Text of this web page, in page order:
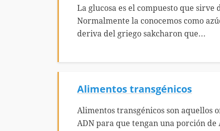
La glucosa es el compuesto que
Normalmente la conocemos como
deriva del griego sakcharon que...
Alimentos transgénicos
Alimentos transgénicos son aquellos
ADN para que tengan una porción